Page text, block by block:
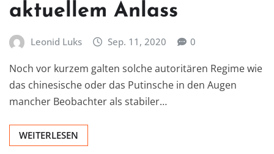
aktuellem Anlass
Leonid Luks Sep. 11, 2020 0
Noch vor kurzem galten solche autoritären Regime wie
das chinesische oder das Putinsche in den Augen
mancher Beobachter als stabiler…
WEITERLESEN